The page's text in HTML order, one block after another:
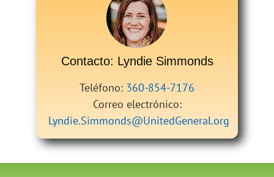
Contacto: Lyndie Simmonds
Teléfono: 360-854-7176
Correo electrónico:
Lyndie.Simmonds@UnitedGeneral.org